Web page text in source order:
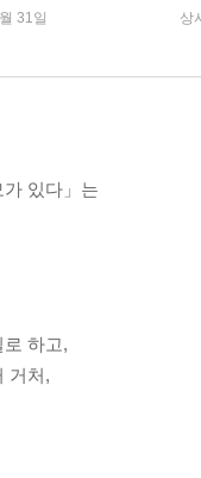
31일 상
있다」는
하고,
거처,